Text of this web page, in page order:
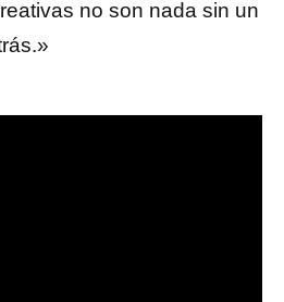
no son nada sin un